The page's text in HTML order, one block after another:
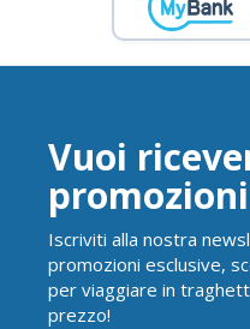
Vuoi
Iscriviti alla nostra
promozioni esclusive,
per viaggiare in
prezzo!